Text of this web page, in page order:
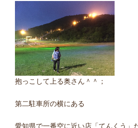
抱っこして上る奥さん＾＾；
第二駐車所の横にある
愛知県で一番空に近い店「てんくう」